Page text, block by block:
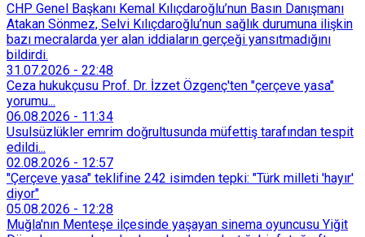
CHP Genel Başkanı Kemal Kılıçdaroğlu’nun Basın Danışmanı
Atakan Sönmez, Selvi Kılıçdaroğlu’nun sağlık durumuna ilişkin
bazı mecralarda yer alan iddiaların gerçeği yansıtmadığını
bildirdi.
31.07.2026 - 22:48
Ceza hukukçusu Prof. Dr. İzzet Özgenç'ten "çerçeve yasa"
yorumu...
06.08.2026 - 11:34
Usulsüzlükler emrim doğrultusunda müfettiş tarafından tespit
edildi...
02.08.2026 - 12:57
"Çerçeve yasa" teklifine 242 isimden tepki: "Türk milleti 'hayır'
diyor"
05.08.2026 - 12:28
Muğla'nın Menteşe ilçesinde yaşayan sinema oyuncusu Yiğit